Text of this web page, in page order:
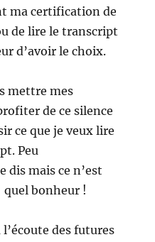
ma certification de
de lire le transcript
d’avoir le choix.
mettre mes
de ce silence
ce que je veux lire
Peu
dis mais ce n’est
quel bonheur !
l’écoute des futures